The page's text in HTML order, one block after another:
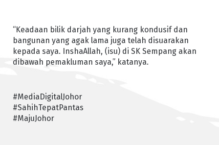
“Keadaan bilik darjah yang kurang kondusif dan
bangunan yang agak lama juga telah disuarakan
kepada saya. InshaAllah, (isu) di SK Sempang akan
dibawah pemakluman saya,” katanya.
#MediaDigitalJohor
#SahihTepatPantas
#MajuJohor